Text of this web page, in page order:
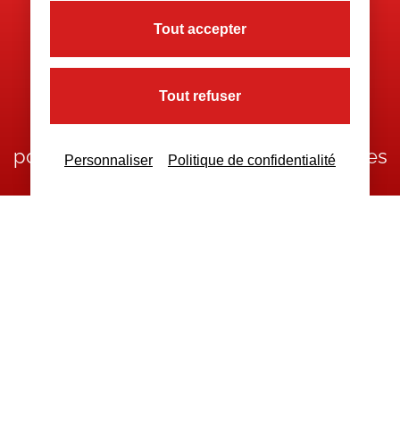
Nous restons à votre disposition
pour toutes demandes complémentaires
Tout accepter
Tout refuser
Personnaliser Politique de confidentialité